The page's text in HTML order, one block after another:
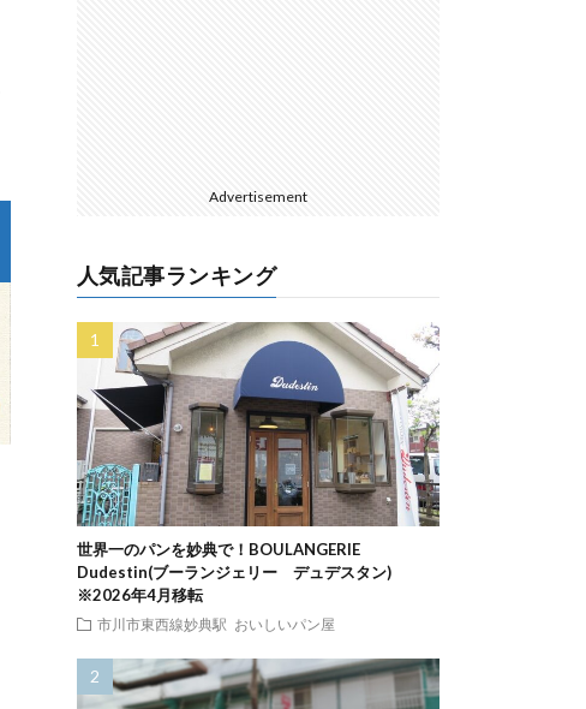
Advertisement
人気記事ランキング
世界一のパンを妙典で！BOULANGERIE
Dudestin(ブーランジェリー デュデスタン)
※2026年4月移転
市川市東西線妙典駅 おいしいパン屋